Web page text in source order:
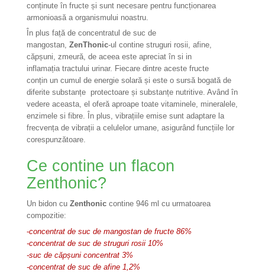
conținute în fructe și sunt necesare pentru funcționarea
armonioasă a organismului noastru.
În plus față de concentratul de suc de
mangostan, ZenThonic-ul contine struguri rosii, afine,
căpșuni, zmeură, de aceea este apreciat în si in
inflamația tractului urinar. Fiecare dintre aceste fructe
conțin un cumul de energie solară și este o sursă bogată de
diferite substanțe protectoare și substanțe nutritive. Având în
vedere aceasta, el oferă aproape toate vitaminele, mineralele,
enzimele si fibre. În plus, vibrațiile emise sunt adaptare la
frecvența de vibrații a celulelor umane, asigurând funcțiile lor
corespunzătoare.
Ce contine un flacon
Zenthonic?
Un bidon cu Zenthonic contine 946 ml cu urmatoarea
compozitie:
-concentrat de suc de mangostan de fructe 86%
-concentrat de suc de struguri rosii 10%
-suc de căpșuni concentrat 3%​
-concentrat de suc de afine 1,2%